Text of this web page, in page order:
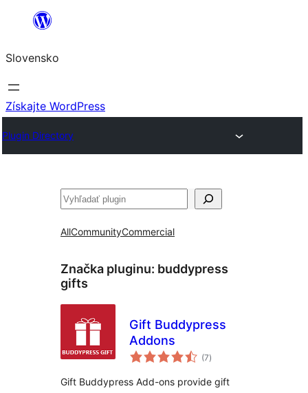
Prejsť
obsah
Slovensko
Získajte WordPress
Plugin Directory
Hľadať
AllCommunityCommercial
Značka pluginu: buddypress
gifts
Gift Buddypress
Addons
(7celkové
hodnotenie
)
Gift Buddypress Add-ons provide gift